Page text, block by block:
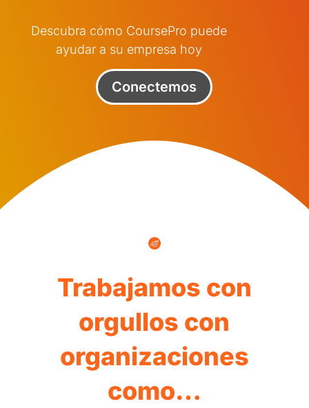
Descubra cómo CoursePro puede
ayudar a su empresa hoy
Conectemos
Trabajamos con
orgullos con
organizaciones
como…